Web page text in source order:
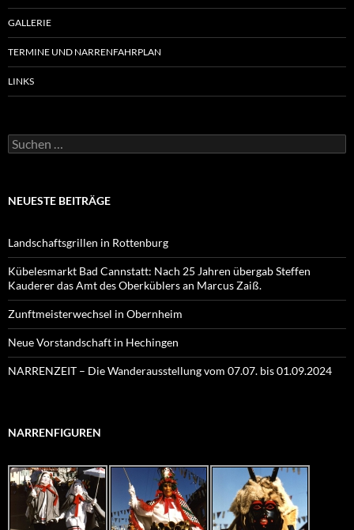
GALLERIE
TERMINE UND NARRENFAHRPLAN
LINKS
Suchen
nach:
NEUESTE BEITRÄGE
Landschaftsgrillen in Rottenburg
Kübelesmarkt Bad Cannstatt: Nach 25 Jahren übergab Steffen
Kauderer das Amt des Oberküblers an Marcus Zaiß.
Zunftmeisterwechsel in Obernheim
Neue Vorstandschaft in Hechingen
NARRENZEIT – Die Wanderausstellung vom 07.07. bis 01.09.2024
NARRENFIGUREN